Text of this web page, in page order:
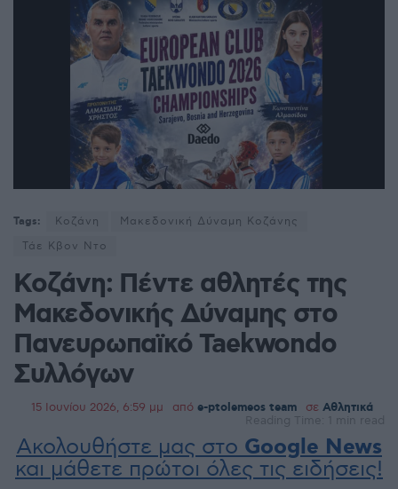
Tags: Κοζάνη
Μακεδονική Δύναμη Κοζάνης
Τάε Κβον Ντο
Κοζάνη: Πέντε αθλητές της
Μακεδονικής Δύναμης στο
Πανευρωπαϊκό Taekwondo
Συλλόγων
15 Ιουνίου 2026, 6:59 μμ από e-ptolemeos team σε Αθλητικά
Reading Time: 1 min read
Ακολουθήστε μας στο Google News
και μάθετε πρώτοι όλες τις ειδήσεις!